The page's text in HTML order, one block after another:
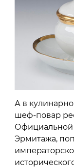
А в
шеф-повар
Официальной
Эрмитажа,